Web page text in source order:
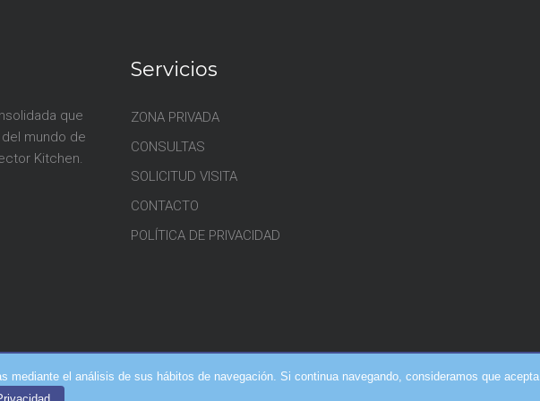
que
mundo de
Kitchen.
Servicios
ZONA PRIVADA
CONSULTAS
SOLICITUD VISITA
CONTACTO
POLÍTICA DE PRIVACIDAD
el análisis de sus hábitos de navegación. Si continua navegando, consideramos que acepta